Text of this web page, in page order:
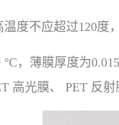
度不应超过120度
°C，薄膜厚度为
高光膜、 PET 反射